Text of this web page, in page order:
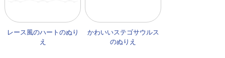
レース風のハートのぬり
え
かわいいステゴサウルス
のぬりえ